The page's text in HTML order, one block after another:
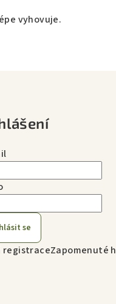
vyhovuje.
se
registraceZapomenuté